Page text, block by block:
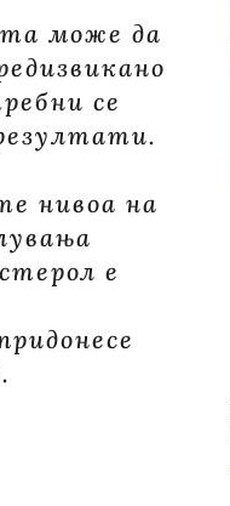
може да
се
нивоа на
е